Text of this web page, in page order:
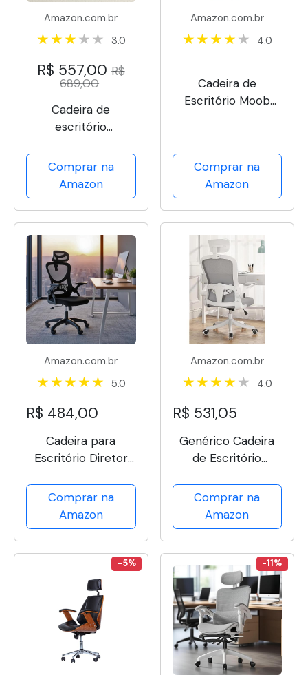
Amazon.com.br
3.0
R$ 557,00R$
689,00
Cadeira de
escritório
de home office
com apoio para os
pés e encosto
ajustável（Preto）
Comprar na
Amazon
Amazon.com.br
4.0
Cadeira de
Escritório Moob
Encosto
Prolongado e
Função Relax Preta
Comprar na
Amazon
Amazon.com.br
5.0
R$ 484,00
Cadeira para
Escritório Diretor
Mesh (Preto)
Comprar na
Amazon
Amazon.com.br
4.0
R$ 531,05
Genérico Cadeira
de Escritório
Moderno, Design
Ergonômico,
Funções Adjustáveis
Flexíveis, Cinza e
Comprar na
Amazon
-5% -11%